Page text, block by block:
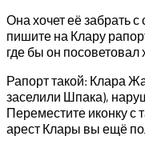
Она хочет её забрать
пишите на Клару
где бы он посоветовал
Рапорт такой: Клара
заселили Шпака),
Переместите иконку с
арест Клары вы ещё